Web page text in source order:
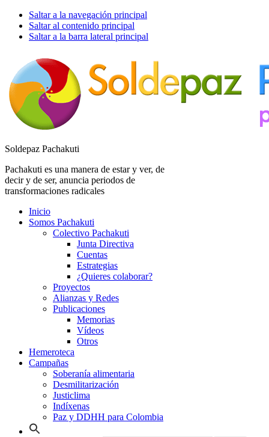
Saltar a la navegación principal
Saltar al contenido principal
Saltar a la barra lateral principal
Soldepaz Pachakuti
Pachakuti es una manera de estar y ver, de
decir y de ser, anuncia periodos de
transformaciones radicales
Inicio
Somos Pachakuti
Colectivo Pachakuti
Junta Directiva
Cuentas
Estrategias
¿Quieres colaborar?
Proyectos
Alianzas y Redes
Publicaciones
Memorias
Vídeos
Otros
Hemeroteca
Campañas
Soberanía alimentaria
Desmilitarización
Justiclima
Indíxenas
Paz y DDHH para Colombia